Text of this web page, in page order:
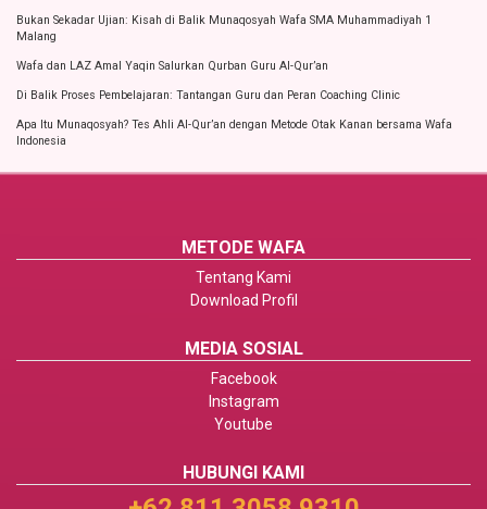
Bukan Sekadar Ujian: Kisah di Balik Munaqosyah Wafa SMA Muhammadiyah 1
Malang
Wafa dan LAZ Amal Yaqin Salurkan Qurban Guru Al-Qur’an
Di Balik Proses Pembelajaran: Tantangan Guru dan Peran Coaching Clinic
Apa Itu Munaqosyah? Tes Ahli Al-Qur’an dengan Metode Otak Kanan bersama Wafa
Indonesia
METODE WAFA
Tentang Kami
Download Profil
MEDIA SOSIAL
Facebook
Instagram
Youtube
HUBUNGI KAMI